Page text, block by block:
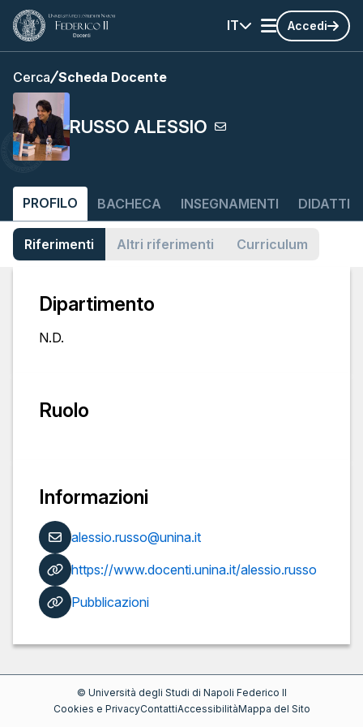
IT Accedi
Cerca Scheda Docente
RUSSO ALESSIO
PROFILO BACHECA INSEGNAMENTI
Riferimenti Altri riferimenti Curriculum
Dipartimento
N.D.
Ruolo
Informazioni
alessio.russo@unina.it
https://www.docenti.unina.it/alessio.russo
Pubblicazioni
© Università degli Studi di Napoli Federico II
Cookies e PrivacyContattiAccessibilitàMappa del Sito